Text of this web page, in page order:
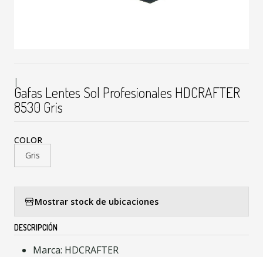
|
Gafas Lentes Sol Profesionales HDCRAFTER
8530 Gris
COLOR
Gris
Mostrar stock de ubicaciones
DESCRIPCIÓN
Marca: HDCRAFTER